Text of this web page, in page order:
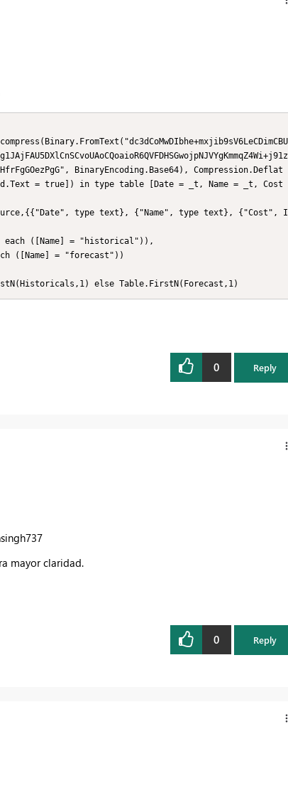
BinaryEncoding.Base64), Compression.Deflat
= true]) in type table [Date = _t, Name = _t, Cost
else Table.FirstN(Forecast,1)
0 Reply
mayor claridad.
0 Reply